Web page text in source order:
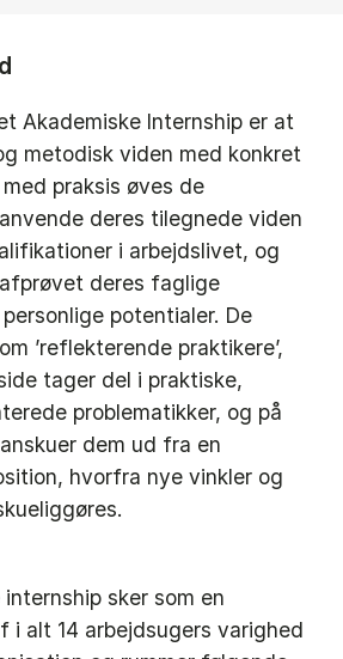
Akademiske Internship er at
metodisk viden med konkret
praksis øves de
deres tilegnede viden
i arbejdslivet, og
deres faglige
potentialer. De
’reflekterende praktikere’,
tager del i praktiske,
problematikker, og på
dem ud fra en
hvorfra nye vinkler og
sker som en
i alt 14 arbejdsugers varighed